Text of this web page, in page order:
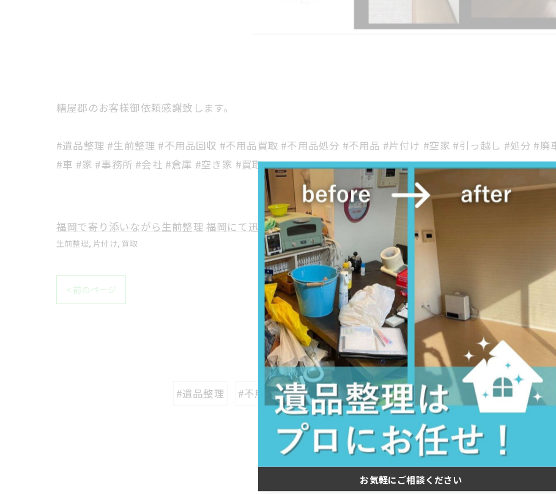
糟屋郡のお客様御依頼感謝致します。
#遺品整理 #生前整理 #不用品回収 #不用品買取 #不用品処分 #不用品 #片付け #空家 #引っ越し #処分 #廃
#車 #家 #事務所 #会社 #倉庫 #空き家 #買取
福岡で寄り添いながら生前整理 福岡にて迅速丁寧に片付け 福岡でさまざまな品物を買取
生前整理 片付け 買取
< 前のページ 一覧に戻る
関連タグ
#遺品整理 #不用品回収 #不用品処分 #片付け #バイク #車 #事務所
お気軽にご相談ください